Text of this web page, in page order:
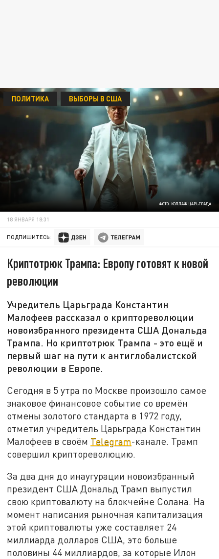
ФОТО: КОЛЛАЖ ЦАРЬГРАДА.
ПОЛИТИКА ВЫБОРЫ В США
18 ЯНВАРЯ 18:31
ПОДПИШИТЕСЬ:
Криптотрюк Трампа: Европу готовят к новой
революции
Учредитель Царьграда Константин
Малофеев рассказал о криптореволюции
новоизбранного президента США Дональда
Трампа. Но криптотрюк Трампа - это ещё и
первый шаг на пути к антиглобалистской
революции в Европе.
Сегодня в 5 утра по Москве произошло самое
знаковое финансовое событие со времён
отмены золотого стандарта в 1972 году,
отметил учредитель Царьграда Константин
Малофеев в своём Telegram-канале. Трамп
совершил криптореволюцию.
За два дня до инаугурации новоизбранный
президент США Дональд Трамп выпустил
свою криптовалюту на блокчейне Солана. На
момент написания рыночная капитализация
этой криптовалюты уже составляет 24
миллиарда долларов США, это больше
половины 44 миллиардов, за которые Илон